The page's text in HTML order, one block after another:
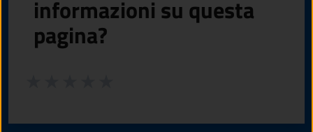
informazioni su questa
pagina?